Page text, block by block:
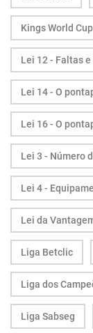
Kings World Cup
Lei 12 - Faltas
Lei 14 - O
Lei 16 - O
Lei 3 - Número
Lei 4 -
Lei da
Liga Betclic
Liga dos
Liga Sabseg